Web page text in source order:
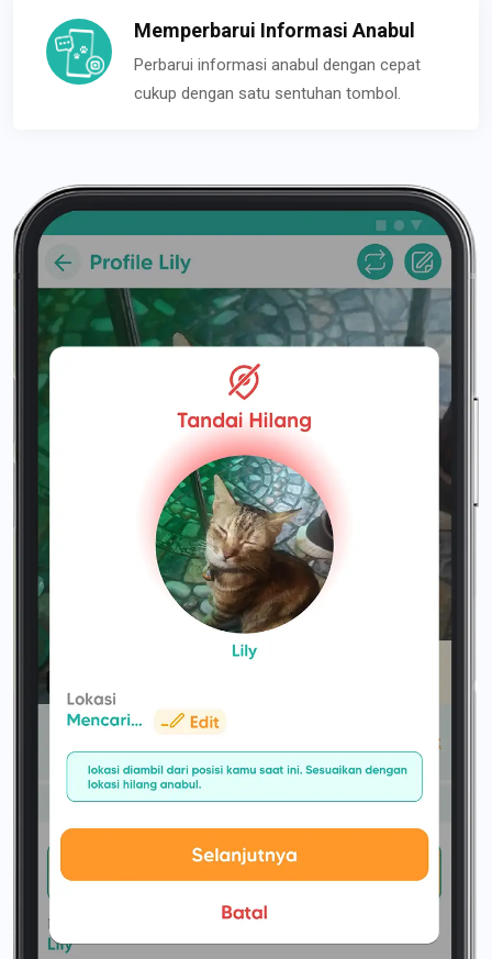
Memperbarui Informasi Anabul
Perbarui informasi anabul dengan cepat
cukup dengan satu sentuhan tombol.